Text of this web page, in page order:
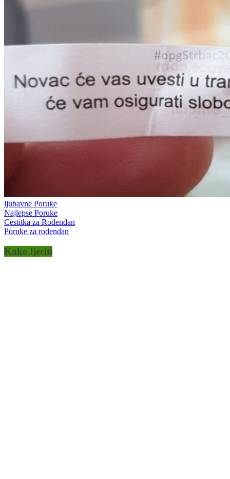
ljubavne Poruke
Najlepse Poruke
Cestitka za Rodendan
Poruke za rodendan
Kako ljeciti